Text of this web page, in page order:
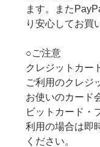
ます。また
り安心してお買
○ご注意
クレジットカー
ご利用のクレジ
お使いのカード
ビットカード・
利用の場合は即
ください。